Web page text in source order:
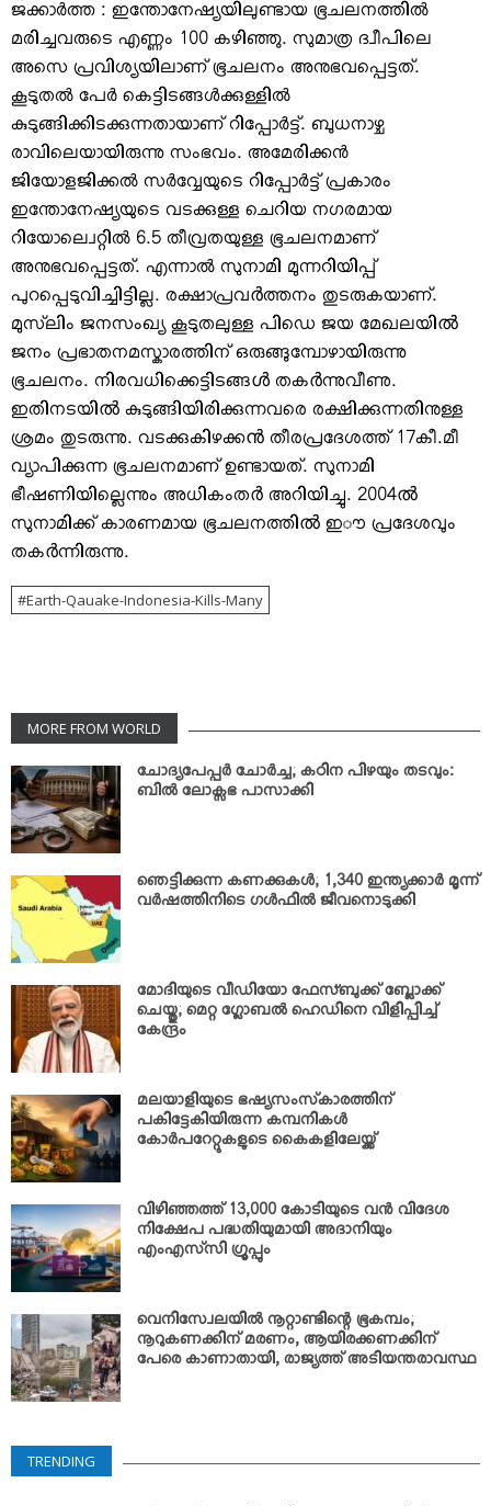
ജക്കാര്‍ത്ത : ഇന്തോനേഷ്യയിലുണ്ടായ ഭൂചലനത്തില്‍
മരിച്ചവരുടെ എണ്ണം 100 കഴിഞ്ഞു. സുമാത്ര ദ്വീപിലെ
അസെ പ്രവിശ്യയിലാണ് ഭൂചലനം അനുഭവപ്പെട്ടത്.
കൂടുതല്‍ പേര്‍ കെട്ടിടങ്ങള്‍ക്കുള്ളില്‍
കുടുങ്ങിക്കിടക്കുന്നതായാണ് റിപ്പോര്‍ട്ട്. ബുധനാഴ്ച
രാവിലെയായിരുന്നു സംഭവം. അമേരിക്കന്‍
ജിയോളജിക്കല്‍ സര്‍വ്വേയുടെ റിപ്പോര്‍ട്ട് പ്രകാരം
ഇന്തോനേഷ്യയുടെ വടക്കുള്ള ചെറിയ നഗരമായ
റിയോല്വെറ്റില്‍ 6.5 തീവ്രതയുള്ള ഭൂചലനമാണ്
അനുഭവപ്പെട്ടത്. എന്നാല്‍ സുനാമി മുന്നറിയിപ്പ്
പുറപ്പെടുവിച്ചിട്ടില്ല. രക്ഷാപ്രവർത്തനം തുടരുകയാണ്.
മുസ്‌ലിം ജനസംഖ്യ കൂടുതലുള്ള പിഡെ ജയ മേഖലയിൽ
ജനം പ്രഭാതനമസ്കാരത്തിന് ഒരുങ്ങുമ്പോഴായിരുന്നു
ഭൂചലനം. നിരവധിക്കെട്ടിടങ്ങൾ തകർന്നുവീണു.
ഇതിനടയിൽ കുടുങ്ങിയിരിക്കുന്നവരെ രക്ഷിക്കുന്നതിനുള്ള
ശ്രമം തുടരുന്നു. വടക്കുകിഴക്കൻ തീരപ്രദേശത്ത് 17കീ.മീ
വ്യാപിക്കുന്ന ഭൂചലനമാണ് ഉണ്ടായത്. സുനാമി
ഭീഷണിയില്ലെന്നും അധികംതർ അറിയിച്ചു. 2004ൽ
സുനാമിക്ക് കാരണമായ ഭൂചലനത്തിൽ ഇൗ പ്രദേശവും
തകർന്നിരുന്നു.
Earth-Qauake-Indonesia-Kills-Many
MORE FROM WORLD
ചോദ്യപേപ്പര്‍ ചോര്‍ച്ച; കഠിന പിഴയും തടവും:
ബില്‍ ലോക്സഭ പാസാക്കി
ഞെട്ടിക്കുന്ന കണക്കുകള്‍; 1,340 ഇന്ത്യക്കാര്‍ മൂന്ന്
വര്‍ഷത്തിനിടെ ഗള്‍ഫില്‍ ജീവനൊടുക്കി
മോദിയുടെ വീഡിയോ ഫേസ്ബുക്ക് ബ്ലോക്ക്
ചെയ്തു; മെറ്റ ഗ്ലോബല്‍ ഹെഡിനെ വിളിപ്പിച്ച്
കേന്ദ്രം
മലയാളിയുടെ ഭഷ്യസംസ്‌കാരത്തിന്
പകിട്ടേകിയിരുന്ന കമ്പനികള്‍
കോര്‍പറേറ്റുകളുടെ കൈകളിലേയ്ക്ക്
വിഴിഞ്ഞത്ത് 13,000 കോടിയുടെ വന്‍ വിദേശ
നിക്ഷേപ പദ്ധതിയുമായി അദാനിയും
എംഎസ്‌സി ഗ്രൂപ്പും
വെനിസ്വേലയില്‍ നൂറ്റാണ്ടിന്റെ ഭൂകമ്പം;
നൂറുകണക്കിന് മരണം, ആയിരക്കണക്കിന്
പേരെ കാണാതായി, രാജ്യത്ത് അടിയന്തരാവസ്ഥ
TRENDING